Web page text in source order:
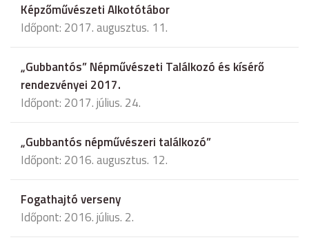
Képzőművészeti Alkotótábor
Időpont: 2017. augusztus. 11.
„Gubbantós” Népművészeti Találkozó és kísérő
rendezvényei 2017.
Időpont: 2017. július. 24.
„Gubbantós népművészeri találkozó”
Időpont: 2016. augusztus. 12.
Fogathajtó verseny
Időpont: 2016. július. 2.